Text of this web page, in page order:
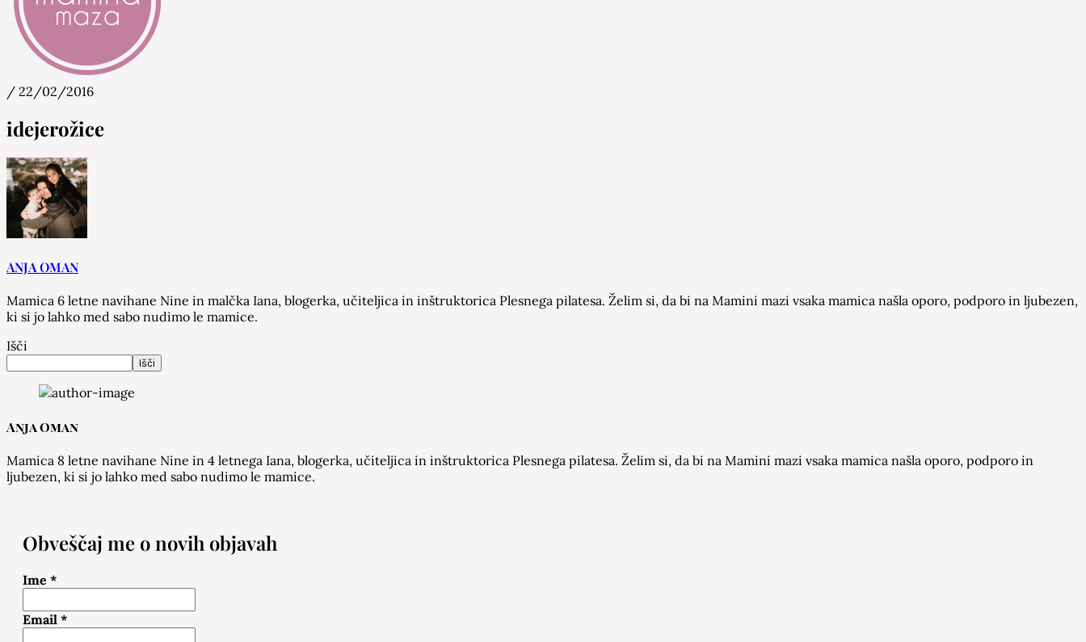
Mamina Maza
/ 22/02/2016
idejerožice
ANJA OMAN
Mamica 6 letne navihane Nine in malčka Iana, blogerka, učiteljica in inštruktorica Plesnega pilatesa. Želim si, da bi na Mamini mazi vsaka mamica našla oporo, podporo in ljubezen,
ki si jo lahko med sabo nudimo le mamice.
Išči
Išči
Anja Oman
Mamica 8 letne navihane Nine in 4 letnega Iana, blogerka, učiteljica in inštruktorica Plesnega pilatesa. Želim si, da bi na Mamini mazi vsaka mamica našla oporo, podporo in
ljubezen, ki si jo lahko med sabo nudimo le mamice.
Obveščaj me o novih objavah
Ime *
Email *